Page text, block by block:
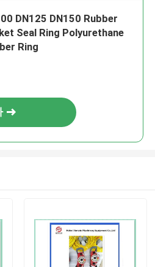
DN125 DN150 Rubber
Seal Ring Polyurethane
Ring